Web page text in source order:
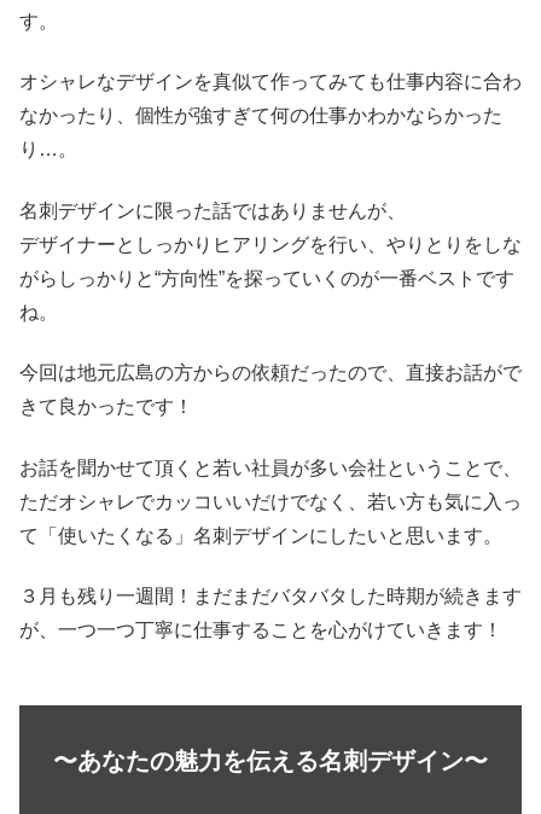
す。
オシャレなデザインを真似て作ってみても仕事内容に合わ
なかったり、個性が強すぎて何の仕事かわかならかった
り…。
名刺デザインに限った話ではありませんが、
デザイナーとしっかりヒアリングを行い、やりとりをしな
がらしっかりと“方向性”を探っていくのが一番ベストです
ね。
今回は地元広島の方からの依頼だったので、直接お話がで
きて良かったです！
お話を聞かせて頂くと若い社員が多い会社ということで、
ただオシャレでカッコいいだけでなく、若い方も気に入っ
て「使いたくなる」名刺デザインにしたいと思います。
３月も残り一週間！まだまだバタバタした時期が続きます
が、一つ一つ丁寧に仕事することを心がけていきます！
〜あなたの魅力を伝える名刺デザイン〜